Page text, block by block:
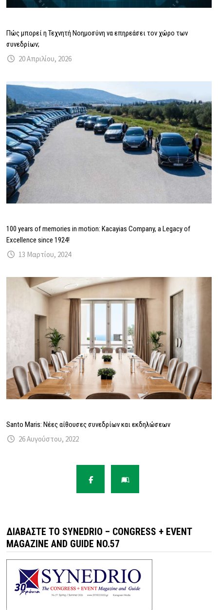
Πώς μπορεί η Τεχνητή Νοημοσύνη να επηρεάσει τον χώρο των
συνεδρίων;
20 Απριλίου, 2026
100 years of memories in motion: Kacayias Company, a Legacy of
Excellence since 1924!
13 Μαρτίου, 2024
Santo Maris: Νέες αίθουσες συνεδρίων και εκδηλώσεων
26 Αυγούστου, 2022
ΔΙΑΒΆΣΤΕ ΤΟ SYNEDRIO – CONGRESS + EVENT
MAGAZINE AND GUIDE NO.57